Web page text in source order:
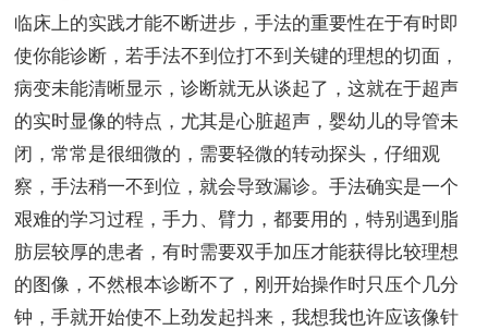
临床上的实践才能不断进步，手法的重要性在于有时即
使你能诊断，若手法不到位打不到关键的理想的切面，
病变未能清晰显示，诊断就无从谈起了，这就在于超声
的实时显像的特点，尤其是心脏超声，婴幼儿的导管未
闭，常常是很细微的，需要轻微的转动探头，仔细观
察，手法稍一不到位，就会导致漏诊。手法确实是一个
艰难的学习过程，手力、臂力，都要用的，特别遇到脂
肪层较厚的患者，有时需要双手加压才能获得比较理想
的图像，不然根本诊断不了，刚开始操作时只压个几分
钟，手就开始使不上劲发起抖来，我想我也许应该像针